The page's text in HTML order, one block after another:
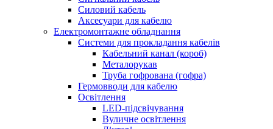
Силовий кабель
Аксесуари для кабелю
Електромонтажне обладнання
Системи для прокладання кабелів
Кабельний канал (короб)
Металорукав
Труба гофрована (гофра)
Гермовводи для кабелю
Освітлення
LED-підсвічування
Вуличне освітлення